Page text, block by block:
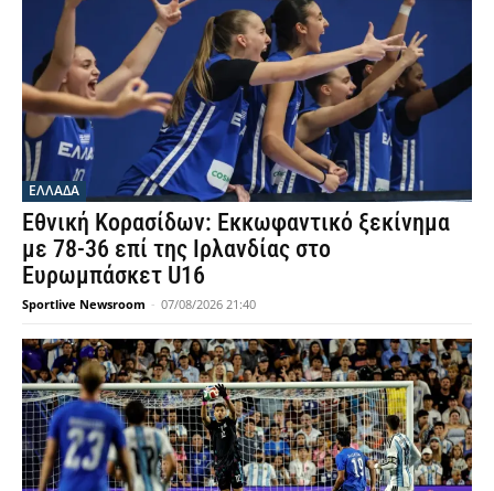
ΕΛΛΑΔΑ
Εθνική Κορασίδων: Εκκωφαντικό ξεκίνημα
με 78-36 επί της Ιρλανδίας στο
Ευρωμπάσκετ U16
Sportlive Newsroom - 07/08/2026 21:40